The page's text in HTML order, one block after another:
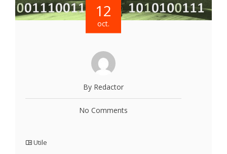
12
oct.
By Redactor
No Comments
Utile